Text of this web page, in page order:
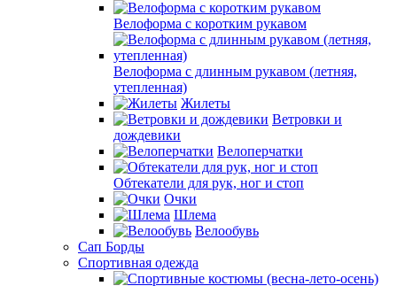
Велоформа с коротким рукавом
Велоформа с длинным рукавом (летняя,
утепленная)
Жилеты
Ветровки и
дождевики
Велоперчатки
Обтекатели для рук, ног и стоп
Очки
Шлема
Велообувь
Сап Борды
Спортивная одежда